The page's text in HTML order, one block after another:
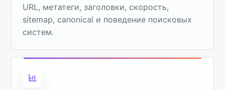
URL, метатеги, заголовки, скорость,
sitemap, canonical и поведение поисковых
систем.